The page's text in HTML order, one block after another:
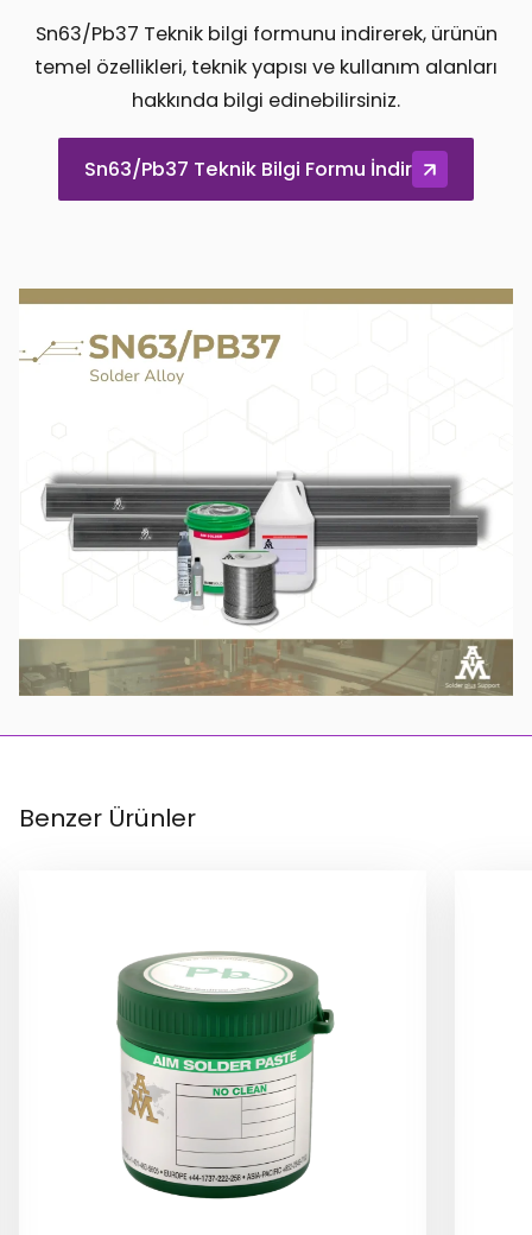
Sn63/Pb37 Teknik bilgi formunu indirerek, ürünün
temel özellikleri, teknik yapısı ve kullanım alanları
hakkında bilgi edinebilirsiniz.
Sn63/Pb37 Teknik Bilgi Formu İndir
Benzer Ürünler